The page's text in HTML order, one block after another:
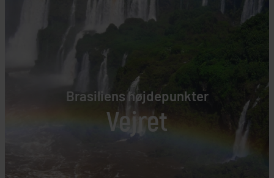
Brasiliens højdepunkter
Vejret